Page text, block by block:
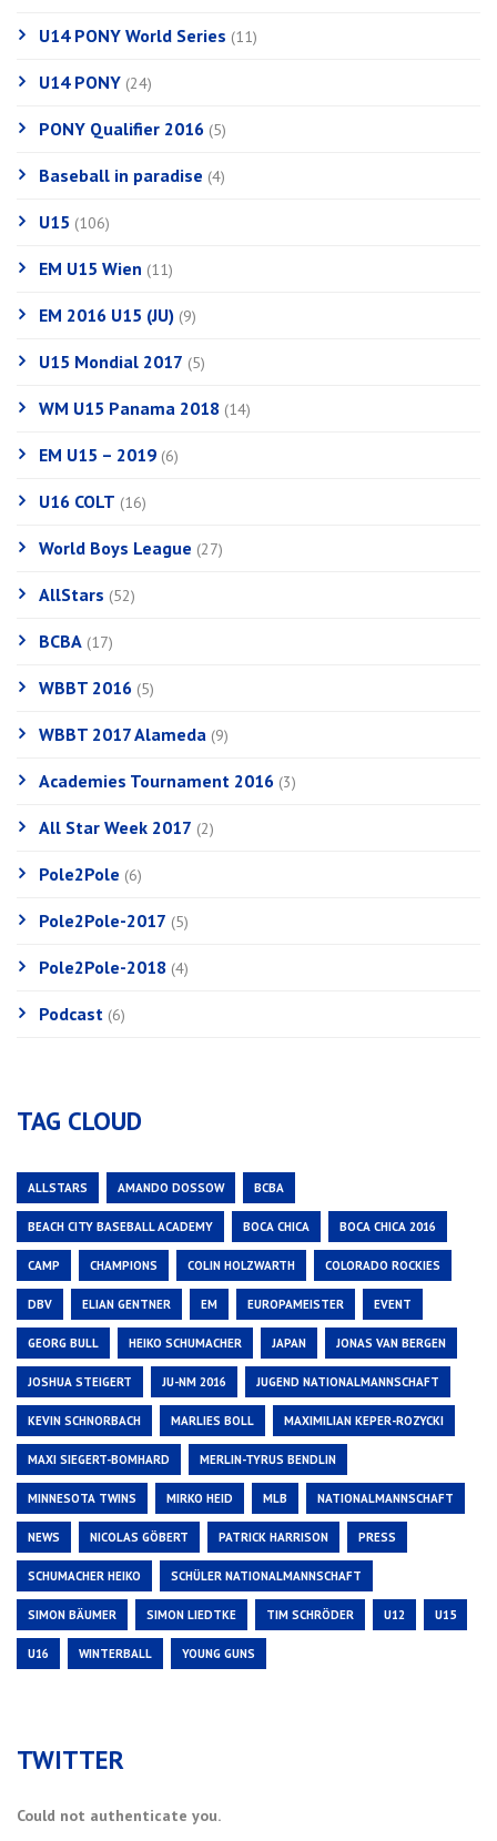
U14 PONY World Series (11)
U14 PONY (24)
PONY Qualifier 2016 (5)
Baseball in paradise (4)
U15 (106)
EM U15 Wien (11)
EM 2016 U15 (JU) (9)
U15 Mondial 2017 (5)
WM U15 Panama 2018 (14)
EM U15 – 2019 (6)
U16 COLT (16)
World Boys League (27)
AllStars (52)
BCBA (17)
WBBT 2016 (5)
WBBT 2017 Alameda (9)
Academies Tournament 2016 (3)
All Star Week 2017 (2)
Pole2Pole (6)
Pole2Pole-2017 (5)
Pole2Pole-2018 (4)
Podcast (6)
TAG CLOUD
ALLSTARS AMANDO DOSSOW BCBA
BEACH CITY BASEBALL ACADEMY BOCA CHICA BOCA CHICA 2016
CAMP CHAMPIONS COLIN HOLZWARTH COLORADO ROCKIES
DBV ELIAN GENTNER EM EUROPAMEISTER EVENT
GEORG BULL HEIKO SCHUMACHER JAPAN JONAS VAN BERGEN
JOSHUA STEIGERT JU-NM 2016 JUGEND NATIONALMANNSCHAFT
KEVIN SCHNORBACH MARLIES BOLL MAXIMILIAN KEPER-ROZYCKI
MAXI SIEGERT-BOMHARD MERLIN-TYRUS BENDLIN
MINNESOTA TWINS MIRKO HEID MLB NATIONALMANNSCHAFT
NEWS NICOLAS GÖBERT PATRICK HARRISON PRESS
SCHUMACHER HEIKO SCHÜLER NATIONALMANNSCHAFT
SIMON BÄUMER SIMON LIEDTKE TIM SCHRÖDER U12 U15
U16 WINTERBALL YOUNG GUNS
TWITTER
Could not authenticate you.